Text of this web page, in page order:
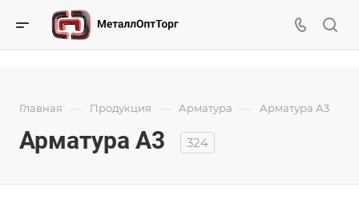
Главная — Продукция — Арматура — Арматура А3
Арматура А3 324